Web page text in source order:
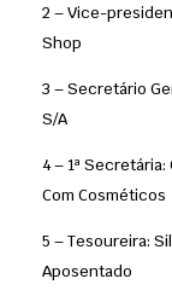
2 – Vice-
3 – Secretário
S/
4 – 1ª
Com
5 – Tesoureira: